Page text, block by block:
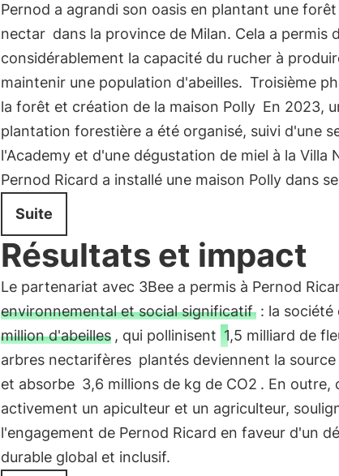
Pernod a agrandi son oasis en plantant une
nectar dans la province de Milan. Cela a permis
considérablement la capacité du rucher à
maintenir une population d'abeilles. Troisième
la forêt et création de la maison Polly En 2023,
plantation forestière a été organisé, suivi d'une
l'Academy et d'une dégustation de miel à la Villa
Pernod Ricard a installé une maison Polly dans
Suite
Résultats et impact
Le partenariat avec 3Bee a permis à Pernod
environnemental et social significatif: la société
million d'abeilles , qui pollinisent 1,5 milliard de
arbres nectarifères plantés deviennent la source
et absorbe 3,6 millions de kg de CO2 . En outre,
activement un apiculteur et un agriculteur,
l'engagement de Pernod Ricard en faveur d'un
durable global et inclusif.